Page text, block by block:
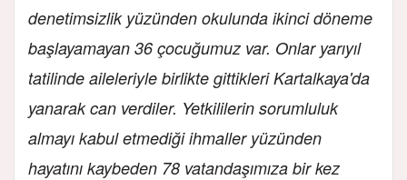
denetimsizlik yüzünden okulunda ikinci döneme
başlayamayan 36 çocuğumuz var. Onlar yarıyıl
tatilinde aileleriyle birlikte gittikleri Kartalkaya'da
yanarak can verdiler. Yetkililerin sorumluluk
almayı kabul etmediği ihmaller yüzünden
hayatını kaybeden 78 vatandaşımıza bir kez